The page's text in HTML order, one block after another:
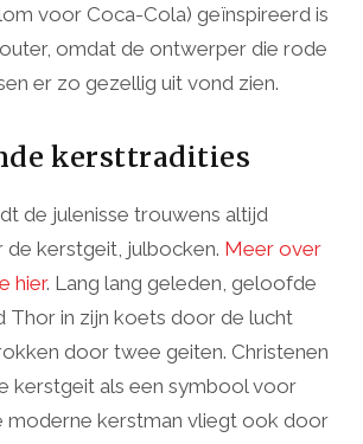
voor Coca-Cola) geïnspireerd is
omdat de ontwerper die rode
er zo gezellig uit vond zien.
kersttradities
de julenisse trouwens altijd
kerstgeit, julbocken. Meer over
hier. Lang lang geleden, geloofde
Thor in zijn koets door de lucht
door twee geiten. Christenen
kerstgeit als een symbool voor
moderne kerstman vliegt ook door